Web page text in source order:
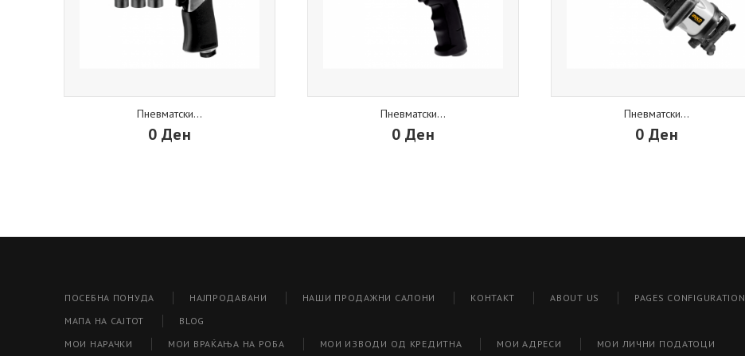
Пневматски...
0 Ден
Пневматски...
0 Ден
Пневматски...
0 Ден
ПОСЕБНА ПОНУДА НАЈПРОДАВАНИ НАШИ ПРОДАЖНИ САЛОНИ КОНТАКТ ABOUT US
PAGES CONFIGURATION
МАПА НА САЈТОТ
BLOG
МОИ НАРАЧКИ
МОИ ВРАЌАЊА НА РОБА МОИ ИЗВОДИ ОД КРЕДИТНА МОИ АДРЕСИ МОИ ЛИЧНИ ПОДАТОЦИ